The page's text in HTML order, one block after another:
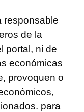
responsable
de la
portal, ni de
económicas
provoquen o
para